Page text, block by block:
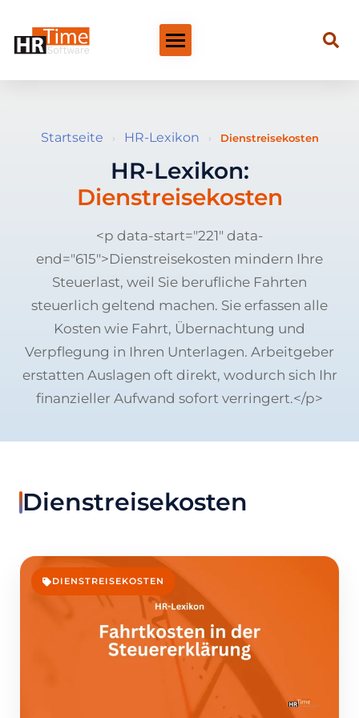
Startseite › HR-Lexikon › Dienstreisekosten
HR-Lexikon:
Dienstreisekosten
<p data-start="221" data-
end="615">Dienstreisekosten mindern Ihre
Steuerlast, weil Sie berufliche Fahrten
steuerlich geltend machen. Sie erfassen alle
Kosten wie Fahrt, Übernachtung und
Verpflegung in Ihren Unterlagen. Arbeitgeber
erstatten Auslagen oft direkt, wodurch sich Ihr
finanzieller Aufwand sofort verringert.</p>
Dienstreisekosten
DIENSTREISEKOSTEN